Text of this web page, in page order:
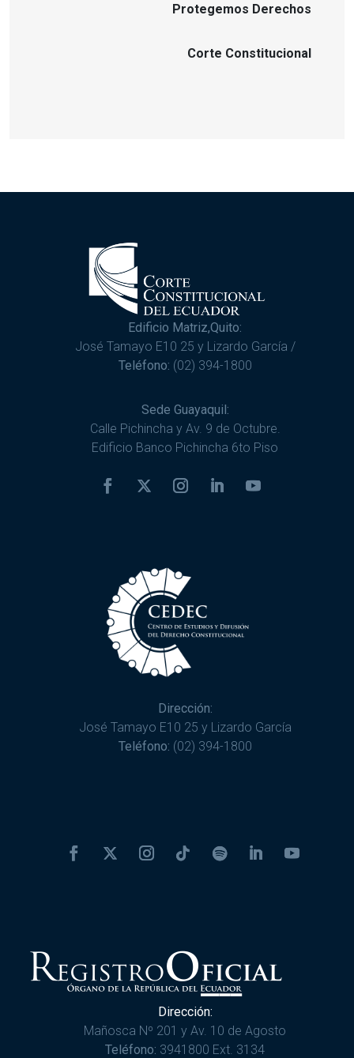
Protegemos Derechos
Corte Constitucional
Edificio Matriz,Quito:
José Tamayo E10 25 y Lizardo García /
Teléfono: (02) 394-1800
Sede Guayaquil:
Calle Pichincha y Av. 9 de Octubre.
Edificio Banco Pichincha 6to Piso
Dirección:
José Tamayo E10 25 y Lizardo García
Teléfono: (02) 394-1800
Dirección:
Mañosca Nº 201 y Av. 10 de Agosto
Teléfono: 3941800 Ext. 3134